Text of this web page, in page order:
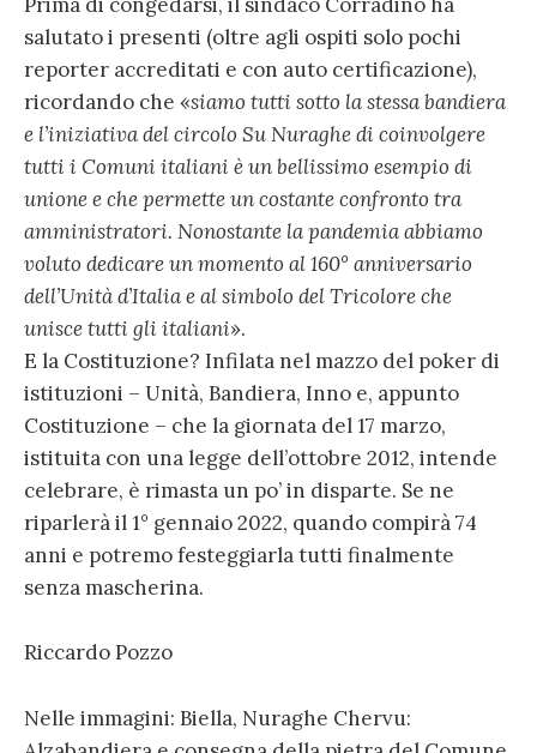
salutato i presenti (oltre agli ospiti solo pochi
reporter accreditati e con auto certificazione),
ricordando che «siamo tutti sotto la stessa bandiera
e l’iniziativa del circolo Su Nuraghe di coinvolgere
tutti i Comuni italiani è un bellissimo esempio di
unione e che permette un costante confronto tra
amministratori. Nonostante la pandemia abbiamo
voluto dedicare un momento al 160° anniversario
dell’Unità d’Italia e al simbolo del Tricolore che
unisce tutti gli italiani».
E la Costituzione? Infilata nel mazzo del poker di
istituzioni – Unità, Bandiera, Inno e, appunto
Costituzione – che la giornata del 17 marzo,
istituita con una legge dell’ottobre 2012, intende
celebrare, è rimasta un po’ in disparte. Se ne
riparlerà il 1° gennaio 2022, quando compirà 74
anni e potremo festeggiarla tutti finalmente
senza mascherina.
Riccardo Pozzo
Nelle immagini: Biella, Nuraghe Chervu: